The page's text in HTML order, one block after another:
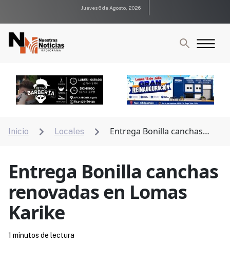
Jueves 6 de Agosto, 2026
Inicio  Locales 
Entrega Bonilla canchas
Entrega Bonilla canchas
renovadas en Lomas
Karike
1 minutos de lectura